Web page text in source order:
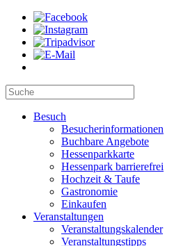
Besuch
Besucherinformationen
Buchbare Angebote
Hessenparkkarte
Hessenpark barrierefrei
Hochzeit & Taufe
Gastronomie
Einkaufen
Veranstaltungen
Veranstaltungskalender
Veranstaltungstipps